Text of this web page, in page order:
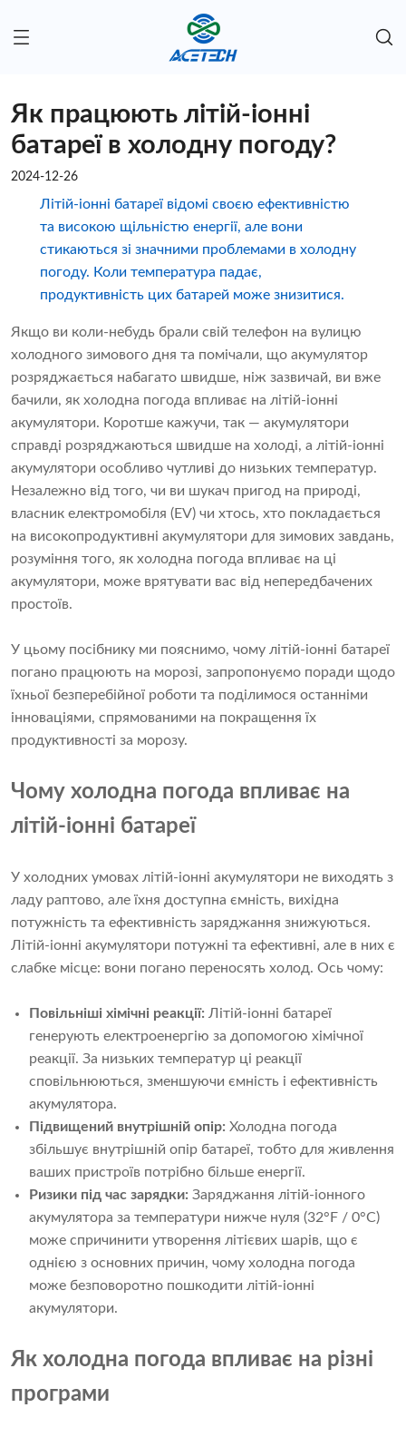
Як працюють літій-іонні
батареї в холодну погоду?
2024-12-26
Літій-іонні батареї відомі своєю ефективністю
та високою щільністю енергії, але вони
стикаються зі значними проблемами в холодну
погоду. Коли температура падає,
продуктивність цих батарей може знизитися.
Якщо ви коли-небудь брали свій телефон на вулицю
холодного зимового дня та помічали, що акумулятор
розряджається набагато швидше, ніж зазвичай, ви вже
бачили, як холодна погода впливає на літій-іонні
акумулятори. Коротше кажучи, так — акумулятори
справді розряджаються швидше на холоді, а літій-іонні
акумулятори особливо чутливі до низьких температур.
Незалежно від того, чи ви шукач пригод на природі,
власник електромобіля (EV) чи хтось, хто покладається
на високопродуктивні акумулятори для зимових завдань,
розуміння того, як холодна погода впливає на ці
акумулятори, може врятувати вас від непередбачених
простоїв.
У цьому посібнику ми пояснимо, чому літій-іонні батареї
погано працюють на морозі, запропонуємо поради щодо
їхньої безперебійної роботи та поділимося останніми
інноваціями, спрямованими на покращення їх
продуктивності за морозу.
Чому холодна погода впливає на
літій-іонні батареї
У холодних умовах літій-іонні акумулятори не виходять з
ладу раптово, але їхня доступна ємність, вихідна
потужність та ефективність заряджання знижуються.
Літій-іонні акумулятори потужні та ефективні, але в них є
слабке місце: вони погано переносять холод. Ось чому:
Повільніші хімічні реакції: Літій-іонні батареї
генерують електроенергію за допомогою хімічної
реакції. За низьких температур ці реакції
сповільнюються, зменшуючи ємність і ефективність
акумулятора.
Підвищений внутрішній опір: Холодна погода
збільшує внутрішній опір батареї, тобто для живлення
ваших пристроїв потрібно більше енергії.
Ризики під час зарядки: Заряджання літій-іонного
акумулятора за температури нижче нуля (32°F / 0°C)
може спричинити утворення літієвих шарів, що є
однією з основних причин, чому холодна погода
може безповоротно пошкодити літій-іонні
акумулятори.
Як холодна погода впливає на різні
програми